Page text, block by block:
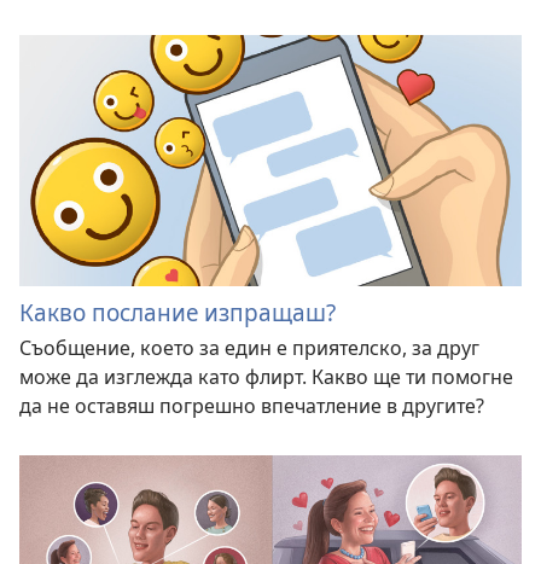
Какво послание изпращаш?
Съобщение, което за един е приятелско, за друг
може да изглежда като флирт. Какво ще ти помогне
да не оставяш погрешно впечатление в другите?